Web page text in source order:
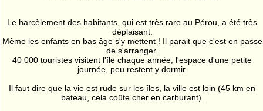
Le harcèlement des habitants, qui est très rare au Pérou, a été très
déplaisant.
Même les enfants en bas âge s'y mettent ! Il parait que c'est en passe
de s'arranger.
40 000 touristes visitent l'île chaque année, l'espace d'une petite
journée, peu restent y dormir.
Il faut dire que la vie est rude sur les îles, la ville est loin (45 km en
bateau, cela coûte cher en carburant).